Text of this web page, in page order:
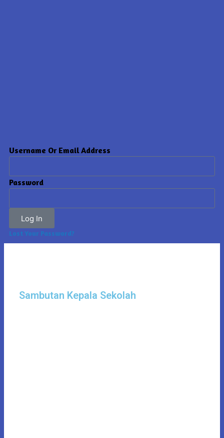
Username Or Email Address
Password
Log In
Lost Your Password?
Sambutan Kepala Sekolah